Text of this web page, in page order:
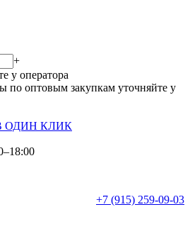
+
у оператора
по оптовым закупкам уточняйте у
ОДИН КЛИК
+7 (915) 259-09-03